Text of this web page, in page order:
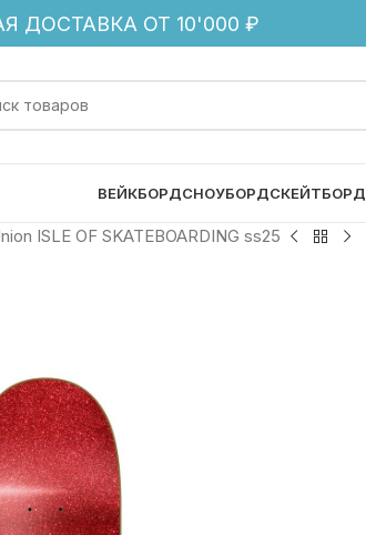
ДОСТАВКА ОТ 10'000 ₽
ВЕЙКБОРДСНОУБОРДСКЕЙТБОРД
ISLE OF SKATEBOARDING ss25